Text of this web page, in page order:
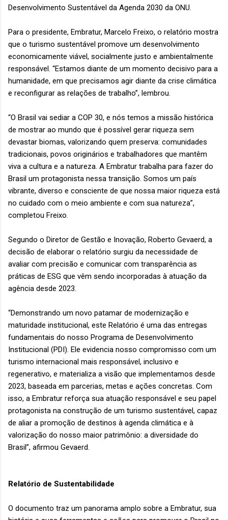
Desenvolvimento Sustentável da Agenda 2030 da ONU.
Para o presidente, Embratur, Marcelo Freixo, o relatório mostra
que o turismo sustentável promove um desenvolvimento
economicamente viável, socialmente justo e ambientalmente
responsável. “Estamos diante de um momento decisivo para a
humanidade, em que precisamos agir diante da crise climática
e reconfigurar as relações de trabalho”, lembrou.
“O Brasil vai sediar a COP 30, e nós temos a missão histórica
de mostrar ao mundo que é possível gerar riqueza sem
devastar biomas, valorizando quem preserva: comunidades
tradicionais, povos originários e trabalhadores que mantêm
viva a cultura e a natureza. A Embratur trabalha para fazer do
Brasil um protagonista nessa transição. Somos um país
vibrante, diverso e consciente de que nossa maior riqueza está
no cuidado com o meio ambiente e com sua natureza”,
completou Freixo.
Segundo o Diretor de Gestão e Inovação, Roberto Gevaerd, a
decisão de elaborar o relatório surgiu da necessidade de
avaliar com precisão e comunicar com transparência as
práticas de ESG que vêm sendo incorporadas à atuação da
agência desde 2023.
“Demonstrando um novo patamar de modernização e
maturidade institucional, este Relatório é uma das entregas
fundamentais do nosso Programa de Desenvolvimento
Institucional (PDI). Ele evidencia nosso compromisso com um
turismo internacional mais responsável, inclusivo e
regenerativo, e materializa a visão que implementamos desde
2023, baseada em parcerias, metas e ações concretas. Com
isso, a Embratur reforça sua atuação responsável e seu papel
protagonista na construção de um turismo sustentável, capaz
de aliar a promoção de destinos à agenda climática e à
valorização do nosso maior patrimônio: a diversidade do
Brasil”, afirmou Gevaerd.
Relatório de Sustentabilidade
O documento traz um panorama amplo sobre a Embratur, sua